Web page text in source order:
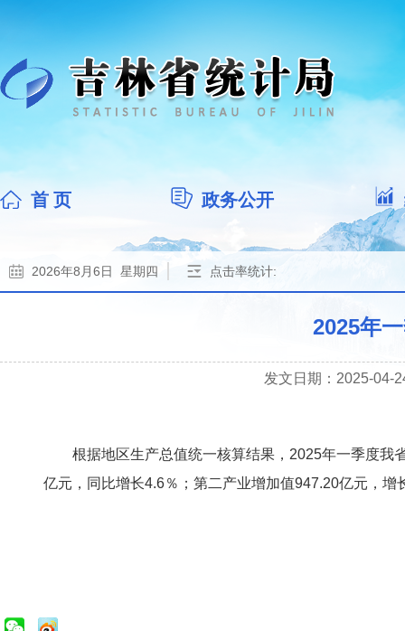
首 页 政务公开
2026年8月6日 星期四 点击率统计:
2025年
发文日期：2025-04-
根据地区生产总值统一核算结果，2025年一季度我
亿元，同比增长4.6％；第二产业增加值947.20亿元，